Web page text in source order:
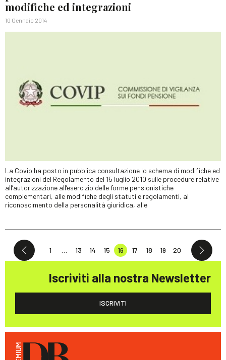
modifiche ed integrazioni
10 Gennaio 2014
La Covip ha posto in pubblica consultazione lo schema di modifiche ed
integrazioni del Regolamento del 15 luglio 2010 sulle procedure relative
all’autorizzazione all’esercizio delle forme pensionistiche
complementari, alle modifiche degli statuti e regolamenti, al
riconoscimento della personalità giuridica, alle
1 13 14 15 16 17 18 19 20
Iscriviti alla nostra Newsletter
ISCRIVITI